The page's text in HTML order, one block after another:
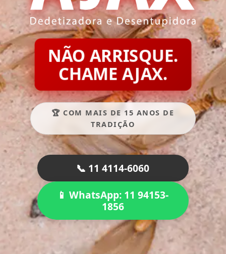
NÃO ARRISQUE.
CHAME AJAX.
🏆 COM MAIS DE 15 ANOS DE
TRADIÇÃO
📞 11 4114-6060
📱 WhatsApp: 11 94153-
1856